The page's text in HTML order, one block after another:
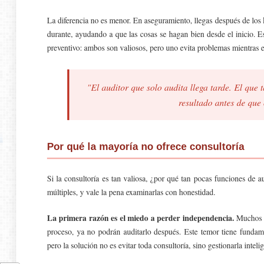
La diferencia no es menor. En aseguramiento, llegas después de
durante, ayudando a que las cosas se hagan bien desde el inicio.
preventivo: ambos son valiosos, pero uno evita problemas mientras
"El auditor que solo audita llega tarde. El que
resultado antes de
Por qué la mayoría no ofrece consultoría
Si la consultoría es tan valiosa, ¿por qué tan pocas funciones de
múltiples, y vale la pena examinarlas con honestidad.
La primera razón es el miedo a perder independencia.Muchos
proceso, ya no podrán auditarlo después. Este temor tiene
pero la solución no es evitar toda consultoría, sino gestionarla